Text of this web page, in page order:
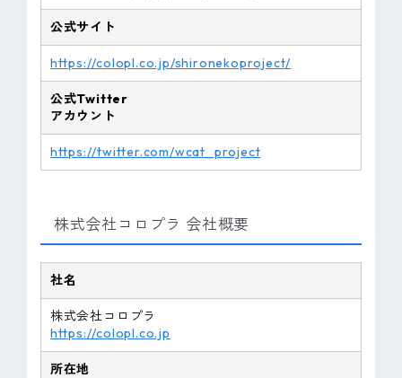
公式サイト
https://colopl.co.jp/shironekoproject/
公式Twitter
アカウント
https://twitter.com/wcat_project
株式会社コロプラ 会社概要
社名
株式会社コロプラ
https://colopl.co.jp
所在地